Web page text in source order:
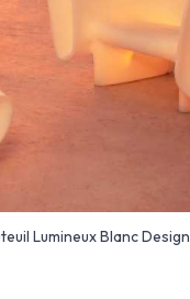
Lumineux Blanc Design